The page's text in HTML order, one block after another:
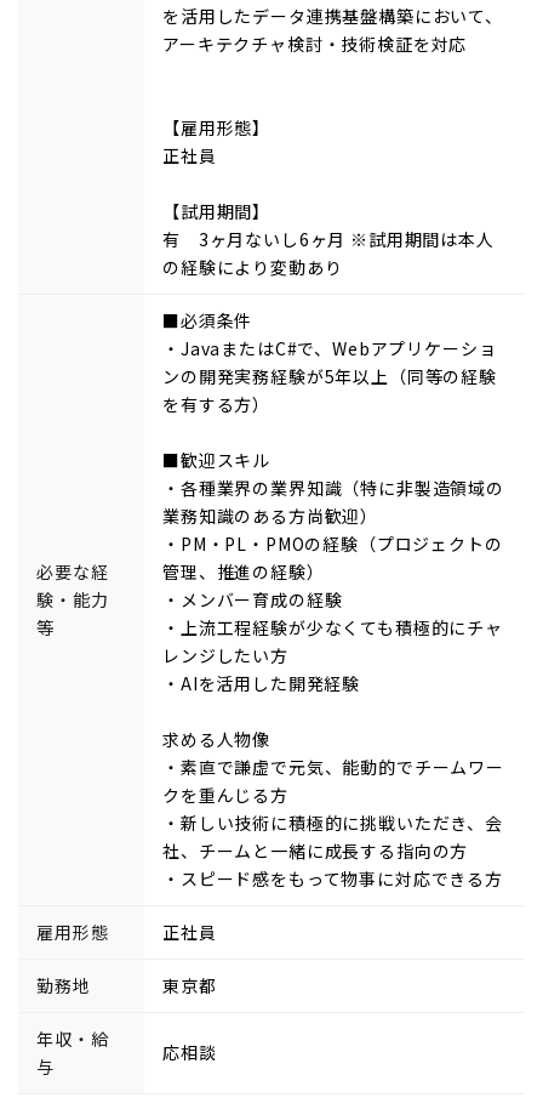
を活用したデータ連携基盤構築において、
アーキテクチャ検討・技術検証を対応
【雇用形態】
正社員
【試用期間】
有 3ヶ月ないし6ヶ月 ※試用期間は本人
の経験により変動あり
必要な経
験・能力
等
■必須条件
・JavaまたはC#で、Webアプリケーショ
ンの開発実務経験が5年以上（同等の経験
を有する方）
■歓迎スキル
・各種業界の業界知識（特に非製造領域の
業務知識のある方尚歓迎）
・PM・PL・PMOの経験（プロジェクトの
管理、推進の経験）
・メンバー育成の経験
・上流工程経験が少なくても積極的にチャ
レンジしたい方
・AIを活用した開発経験
求める人物像
・素直で謙虚で元気、能動的でチームワー
クを重んじる方
・新しい技術に積極的に挑戦いただき、会
社、チームと一緒に成長する指向の方
・スピード感をもって物事に対応できる方
雇用形態 正社員
勤務地 東京都
年収・給
与
応相談